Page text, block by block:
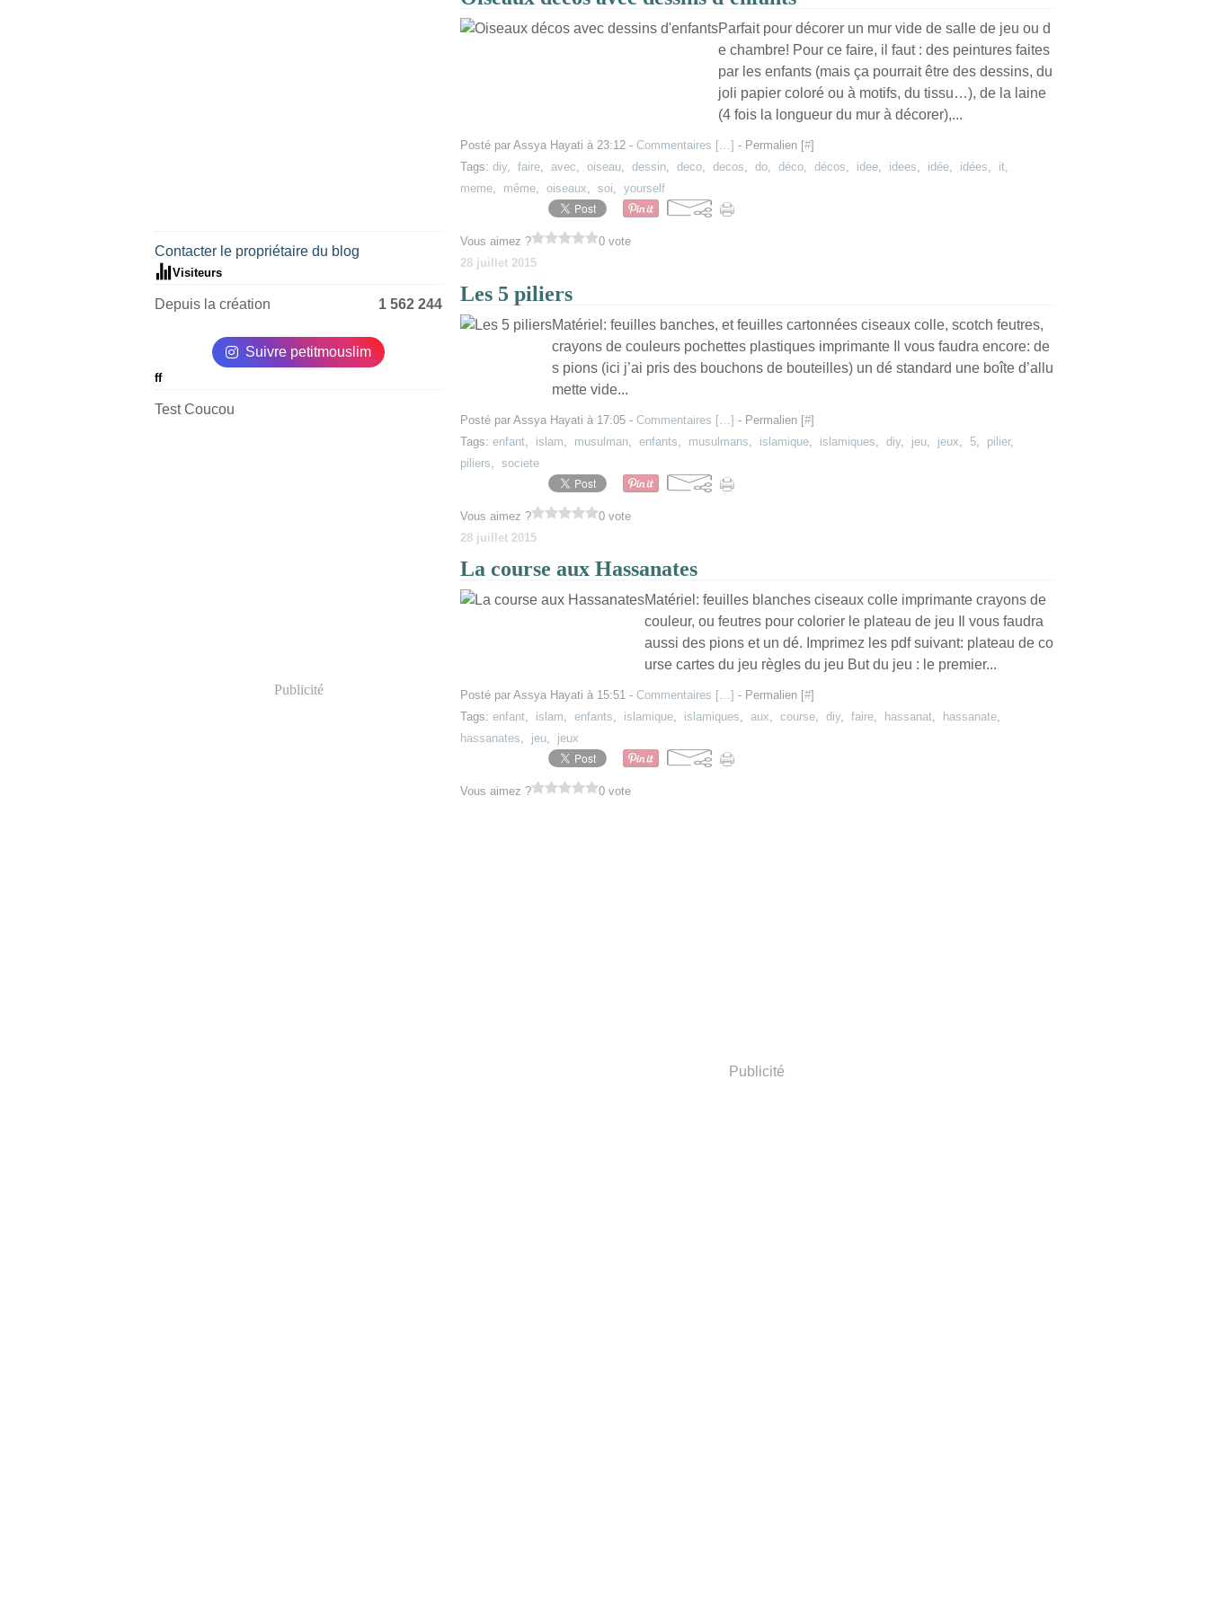
Contacter le propriétaire du blog
Visiteurs
Depuis la création 1 562 244
Suivre petitmouslim
ff
Test Coucou
Publicité
Parfait pour décorer un mur vide de salle de jeu ou d
e chambre! Pour ce faire, il faut : des peintures faites
par les enfants (mais ça pourrait être des dessins, du
joli papier coloré ou à motifs, du tissu…), de la laine
(4 fois la longueur du mur à décorer),...
Posté par Assya Hayati à 23:12 - Commentaires […] - Permalien [#]
Tags: diy, faire, avec, oiseau, dessin, deco, decos, do, déco, décos, idee, idees, idée, idées, it,
meme, même, oiseaux, soi, yourself
Vous aimez ?
0 vote
28 juillet 2015
Les 5 piliers
Matériel: feuilles banches, et feuilles cartonnées ciseaux colle, scotch feutres,
crayons de couleurs pochettes plastiques imprimante Il vous faudra encore: de
s pions (ici j’ai pris des bouchons de bouteilles) un dé standard une boîte d’allu
mette vide...
Posté par Assya Hayati à 17:05 - Commentaires […] - Permalien [#]
Tags: enfant, islam, musulman, enfants, musulmans, islamique, islamiques, diy, jeu, jeux, 5, pilier,
piliers, societe
Vous aimez ?
0 vote
28 juillet 2015
La course aux Hassanates
Matériel: feuilles blanches ciseaux colle imprimante crayons de
couleur, ou feutres pour colorier le plateau de jeu Il vous faudra
aussi des pions et un dé. Imprimez les pdf suivant: plateau de co
urse cartes du jeu règles du jeu But du jeu : le premier...
Posté par Assya Hayati à 15:51 - Commentaires […] - Permalien [#]
Tags: enfant, islam, enfants, islamique, islamiques, aux, course, diy, faire, hassanat, hassanate,
hassanates, jeu, jeux
Vous aimez ? 0 vote
Publicité